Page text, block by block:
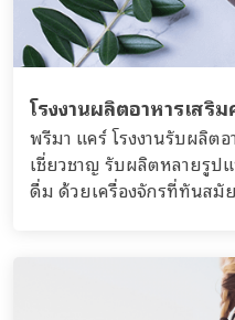
โรงงานผลิตอาหารเสริ
พรีมา แคร์ โรงงานรับผลิต
เชี่ยวชาญ รับผลิตหลายรูป
ดื่ม ด้วยเครื่องจักรที่ทันสมั